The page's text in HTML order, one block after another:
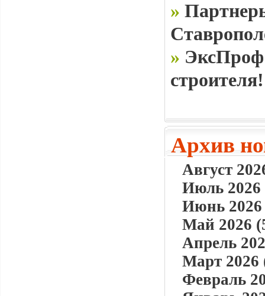
»
» ЭксПроф
строителя!
Архив
Август
Июль 2026
Июнь 2026
Май 2026
Апрель
Март 2026
Февраль